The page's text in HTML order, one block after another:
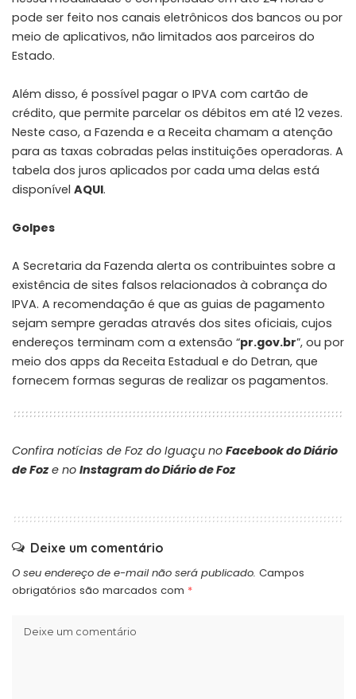
pode ser feito nos canais eletrônicos dos bancos ou por
meio de aplicativos, não limitados aos parceiros do
Estado.
Além disso, é possível pagar o IPVA com cartão de
crédito, que permite parcelar os débitos em até 12 vezes.
Neste caso, a Fazenda e a Receita chamam a atenção
para as taxas cobradas pelas instituições operadoras. A
tabela dos juros aplicados por cada uma delas está
disponível AQUI.
Golpes
A Secretaria da Fazenda alerta os contribuintes sobre a
existência de sites falsos relacionados à cobrança do
IPVA. A recomendação é que as guias de pagamento
sejam sempre geradas através dos sites oficiais, cujos
endereços terminam com a extensão “pr.gov.br”, ou por
meio dos apps da Receita Estadual e do Detran, que
fornecem formas seguras de realizar os pagamentos.
Confira notícias de Foz do Iguaçu no Facebook do Diário
de Foze no Instagram do Diário de Foz
Deixe um comentário
O seu endereço de e-mail não será publicado. Campos
obrigatórios são marcados com *